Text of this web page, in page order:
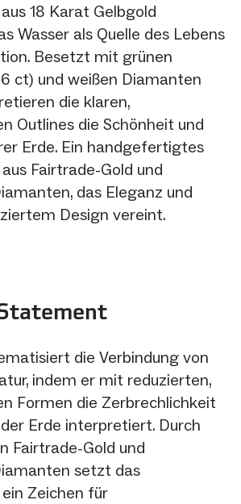
18 Karat Gelbgold
Wasser als Quelle des Lebens
Besetzt mit grünen
ct) und weißen Diamanten
die klaren,
Outlines die Schönheit und
Erde. Ein handgefertigtes
Fairtrade-Gold und
das Eleganz und
Design vereint.
Statement
die Verbindung von
indem er mit reduzierten,
Formen die Zerbrechlichkeit
Erde interpretiert. Durch
Fairtrade-Gold und
setzt das
Zeichen für